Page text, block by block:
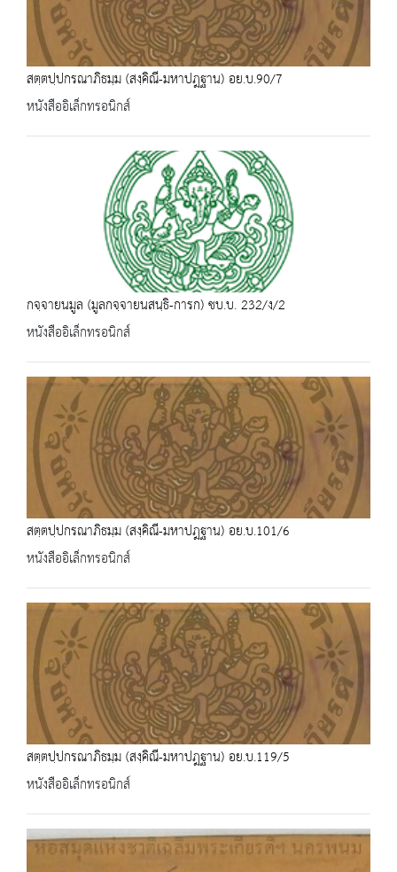
สตฺตปฺปกรณาภิธมฺม (สงฺคิณี-มหาปฎฐาน) อย.บ.90/7
หนังสืออิเล็กทรอนิกส์
กจฺจายนมูล (มูลกจฺจายนสนฺธิ-การก) ชบ.บ. 232/ง/2
หนังสืออิเล็กทรอนิกส์
สตฺตปฺปกรณาภิธมฺม (สงฺคิณี-มหาปฎฐาน) อย.บ.101/6
หนังสืออิเล็กทรอนิกส์
สตฺตปฺปกรณาภิธมฺม (สงฺคิณี-มหาปฎฐาน) อย.บ.119/5
หนังสืออิเล็กทรอนิกส์